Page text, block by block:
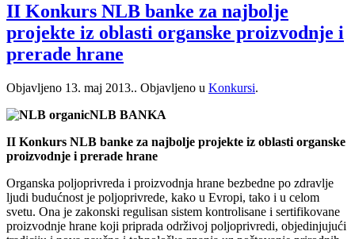
II Konkurs NLB banke za najbolje
projekte iz oblasti organske proizvodnje i
prerade hrane
Objavljeno 13. maj 2013.. Objavljeno u Konkursi.
NLB BANKA
II Konkurs NLB banke za najbolje projekte iz oblasti organske
proizvodnje i prerade hrane
Organska poljoprivreda i proizvodnja hrane bezbedne po zdravlje
ljudi budućnost je poljoprivrede, kako u Evropi, tako i u celom
svetu. Ona je zakonski regulisan sistem kontrolisane i sertifikovane
proizvodnje hrane koji priprada održivoj poljoprivredi, objedinjujući